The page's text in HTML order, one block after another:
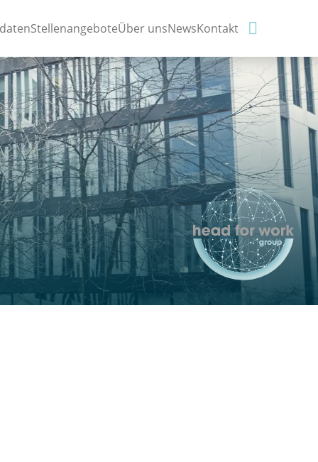
StellenangeboteÜber unsNewsKontakt 